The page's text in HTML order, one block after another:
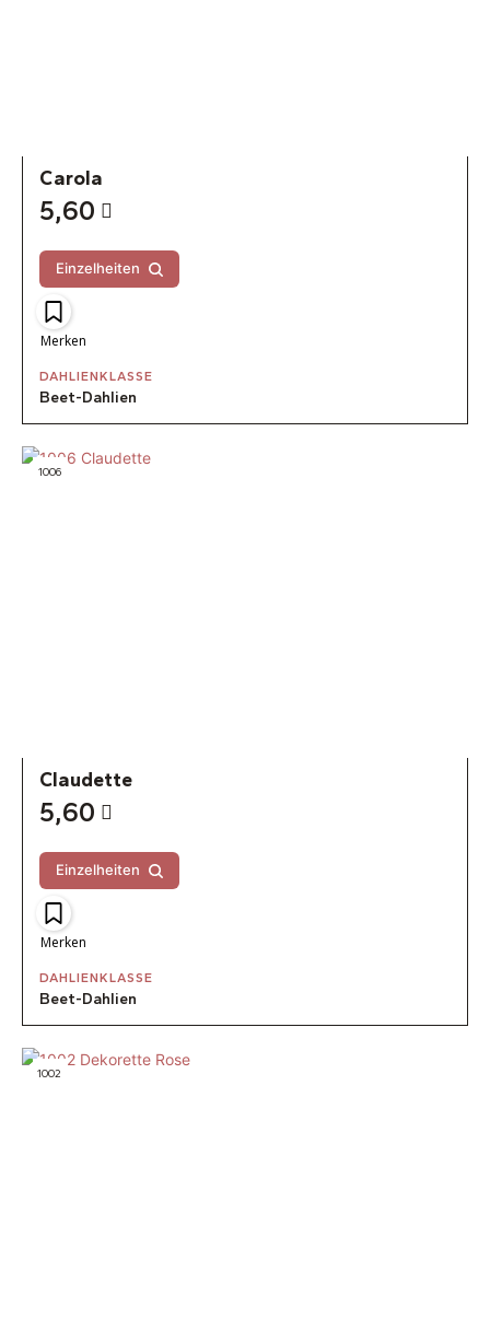
Carola
5,60
Einzelheiten
Merken
DAHLIENKLASSE
Beet-Dahlien
1006
Claudette
5,60
Einzelheiten
Merken
DAHLIENKLASSE
Beet-Dahlien
1002